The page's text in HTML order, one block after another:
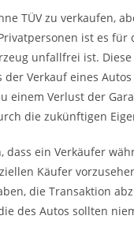
TÜV zu verkaufen,
ist es
unfallfrei ist.
der Verkauf eines
einem Verlust der
die zukünftigen
dass ein Verkäufer
Käufer
die Transaktion
des Autos sollten